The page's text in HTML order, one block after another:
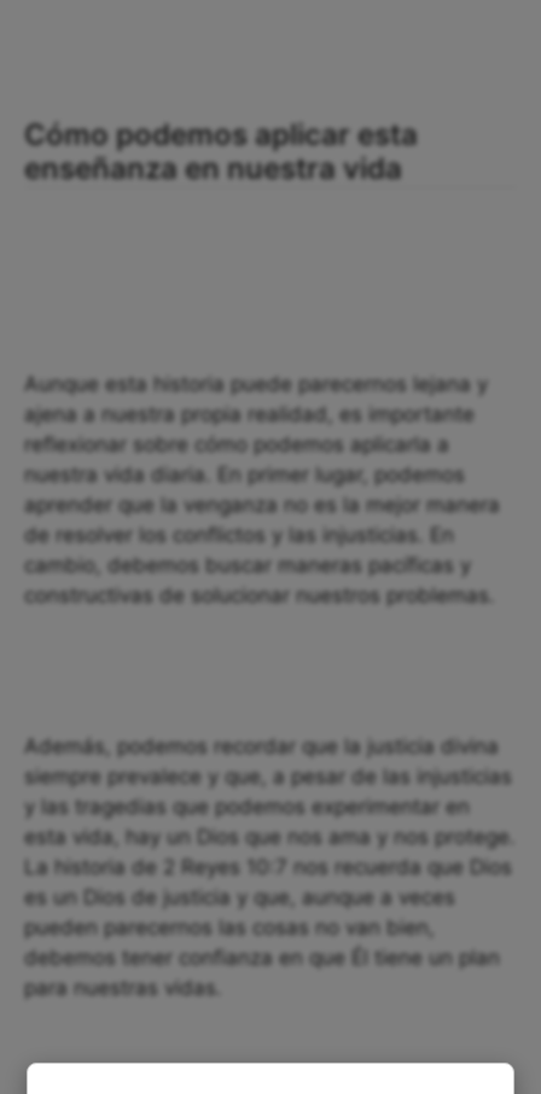
Cómo podemos aplicar esta
enseñanza en nuestra vida
Aunque esta historia puede parecernos lejana y
ajena a nuestra propia realidad, es importante
reflexionar sobre cómo podemos aplicarla a
nuestra vida diaria. En primer lugar, podemos
aprender que la venganza no es la mejor manera
de resolver los conflictos y las injusticias. En
cambio, debemos buscar maneras pacíficas y
constructivas de solucionar nuestros problemas.
Además, podemos recordar que la justicia divina
siempre prevalece y que, a pesar de las injusticias
y las tragedias que podemos experimentar en
esta vida, hay un Dios que nos ama y nos protege.
La historia de 2 Reyes 10:7 nos recuerda que Dios
es un Dios de justicia y que, aunque a veces
pueden parecernos las cosas no van bien,
debemos tener confianza en que Él tiene un plan
para nuestras vidas.